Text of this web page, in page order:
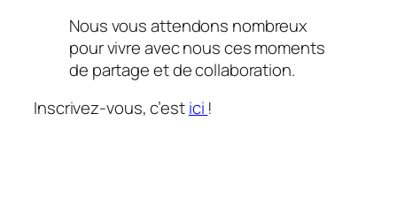
Nous vous attendons nombreux
pour vivre avec nous ces moments
de partage et de collaboration.
Inscrivez-vous, c’estici !